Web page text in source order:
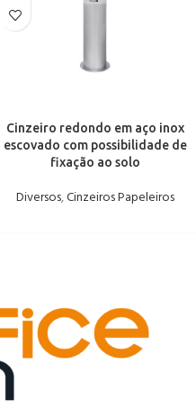
Cinzeiro redondo em aço inox
escovado com possibilidade de
fixação ao solo
Diversos,Cinzeiros Papeleiros